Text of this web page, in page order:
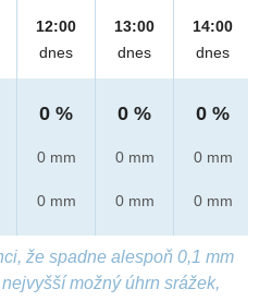
12:00
dnes
0 %
0 mm
0 mm
13:00
dnes
0 %
0 mm
0 mm
14:00
dnes
0 %
0 mm
0 mm
že spadne alespoň 0,1 mm
možný úhrn srážek,